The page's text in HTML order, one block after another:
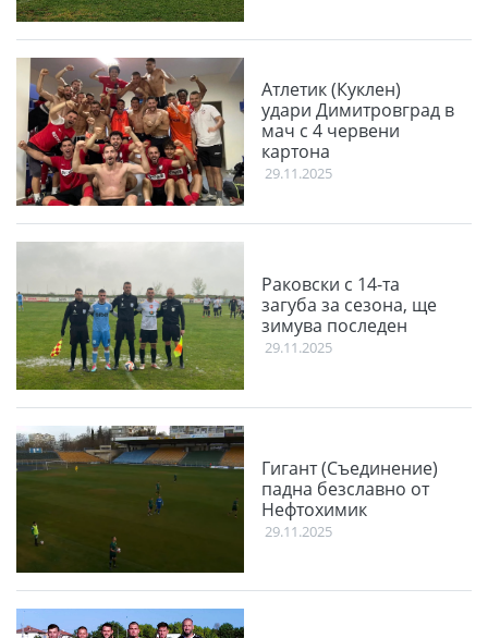
Атлетик (Куклен)
удари Димитровград в
мач с 4 червени
картона
29.11.2025
Раковски с 14-та
загуба за сезона, ще
зимува последен
29.11.2025
Гигант (Съединение)
падна безславно от
Нефтохимик
29.11.2025